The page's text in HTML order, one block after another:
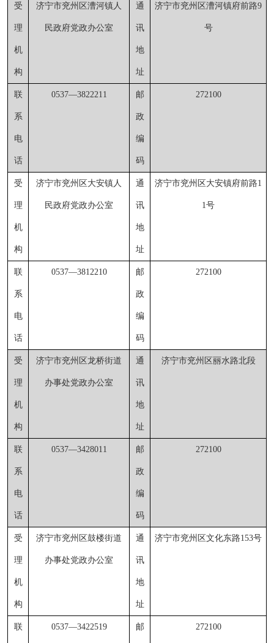
受
理
机
构
济宁市兖州区漕河镇人
民政府党政办公室
通
讯
地
址
济宁市兖州区漕河镇府前路9
号
联
系
电
话
0537—3822211 邮
政
编
码
272100
受
理
机
构
济宁市兖州区大安镇人
民政府党政办公室
通
讯
地
址
济宁市兖州区大安镇府前路1
1号
联
系
电
话
0537—3812210 邮
政
编
码
272100
受
理
机
构
济宁市兖州区龙桥街道
办事处党政办公室
通
讯
地
址
济宁市兖州区丽水路北段
联
系
电
话
0537—3428011 邮
政
编
码
272100
受
理
机
构
济宁市兖州区鼓楼街道
办事处党政办公室
通
讯
地
址
济宁市兖州区文化东路153号
联 0537—3422519 邮 272100